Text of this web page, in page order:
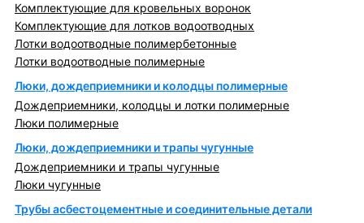
Комплектующие для кровельных воронок
Комплектующие для лотков водоотводных
Лотки водоотводные полимербетонные
Лотки водоотводные полимерные
Люки, дождеприемники и колодцы полимерные
Дождеприемники, колодцы и лотки полимерные
Люки полимерные
Люки, дождеприемники и трапы чугунные
Дождеприемники и трапы чугунные
Люки чугунные
Трубы асбестоцементные и соединительные детали